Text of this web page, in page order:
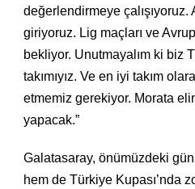
değerlendirmeye çalışıyoruz.
giriyoruz. Lig maçları ve
bekliyor. Unutmayalım ki biz
takımıyız. Ve en iyi takım
etmemiz gerekiyor. Morata
yapacak.”
Galatasaray, önümüzdeki
hem de Türkiye Kupası’nda